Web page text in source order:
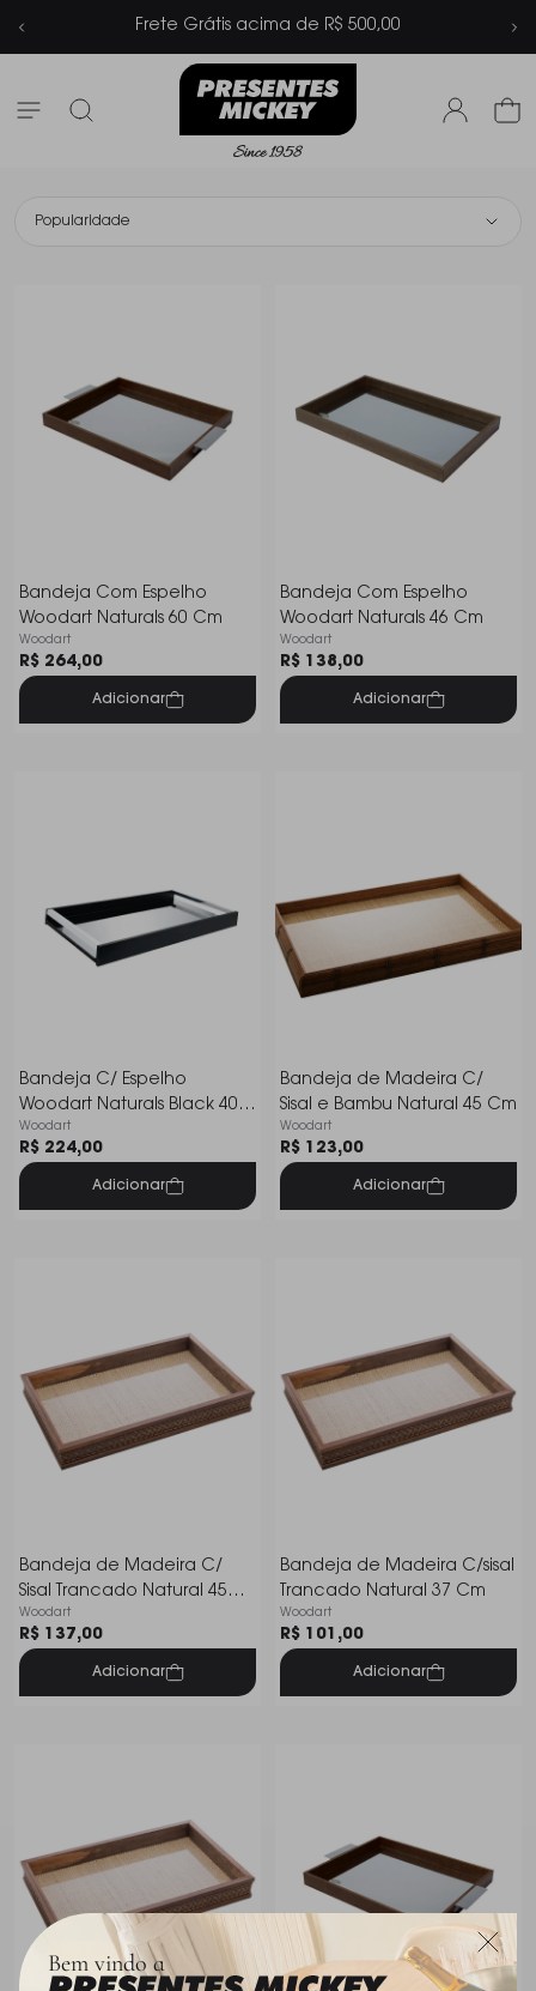
Bem vindo a
Parcelamento em até 6x sem
Popularidade
Bandeja Com Espelho
Woodart Naturals 60 Cm
Woodart
R$ 264,00
Adicionar
Bandeja Com Espelho
Woodart Naturals 46 Cm
Woodart
R$ 138,00
Adicionar
Bandeja C/ Espelho
Woodart Naturals Black 40
Cm
Woodart
R$ 224,00
Adicionar
Bandeja de Madeira C/
Sisal e Bambu Natural 45 Cm
Woodart
R$ 123,00
Adicionar
Bandeja de Madeira C/
Sisal Trancado Natural 45
Cm
Woodart
R$ 137,00
Adicionar
Bandeja de Madeira C/sisal
Trancado Natural 37 Cm
Woodart
R$ 101,00
Adicionar